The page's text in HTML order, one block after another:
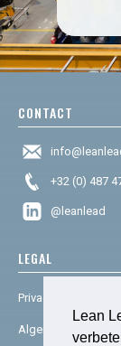
Lean
CONTACT
+32 (0) 487
@leanlead
LEGAL
Privacy & cookies
Algemene